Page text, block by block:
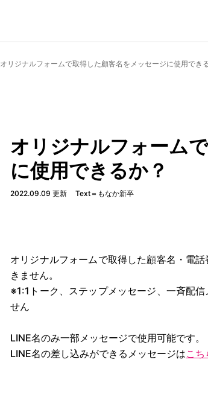
オリジナルフォームで取得した顧客名をメッセージに使用でき
オリジナルフォーム
に使用できるか？
2022.09.09 更新 Text＝もなか新卒
オリジナルフォームで取得した顧客名・電
きません。
※1:1トーク、ステップメッセージ、一斉配
せん
LINE名のみ一部メッセージで使用可能です。
LINE名の差し込みができるメッセージはこち